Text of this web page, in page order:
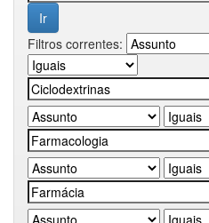
Filtros correntes: